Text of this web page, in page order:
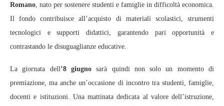
Romano , nato per sostenere studenti e famiglie in difficoltà economica.
Il fondo contribuisce all’acquisto di materiali scolastici, strumenti
tecnologici e supporti didattici, garantendo pari opportunità e
contrastando le disuguaglianze educative.
La giornata dell’8 giugnosarà quindi non solo un momento di
premiazione, ma anche un’occasione di incontro tra studenti, famiglie,
docenti e istituzioni. Una mattinata dedicata al valore dell’istruzione,